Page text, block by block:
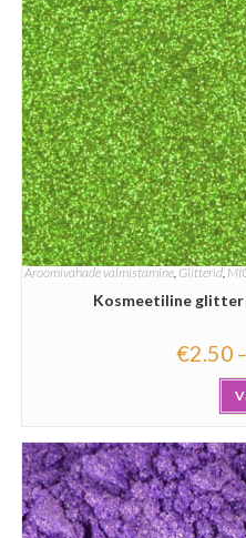
Aroomivahade valmistamine, Glitterid,
Kosmeetiline glitter
€2.50 –